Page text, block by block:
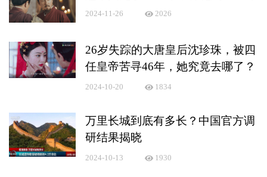
2024-11-26 2026
26岁失踪的大唐皇后沈珍珠，被四
任皇帝苦寻46年，她究竟去哪了？
2024-10-20 1834
万里长城到底有多长？中国官方调
研结果揭晓
2024-10-13 1930